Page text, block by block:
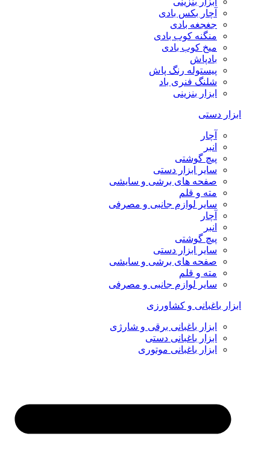
آچار بکس بادی
جغجغه بادی
منگنه کوب بادی
میخ کوب بادی
بادپاش
پیستوله رنگ پاش
شلنگ فنری باد
ابزار بنزینی
ابزار دستی
آچار
انبر
پیچ گوشتی
سایر ابزار دستی
صفحه های برشی و سایشی
مته و قلم
سایر لوازم جانبی و مصرفی
آچار
انبر
پیچ گوشتی
سایر ابزار دستی
صفحه های برشی و سایشی
مته و قلم
سایر لوازم جانبی و مصرفی
ابزار باغبانی و کشاورزی
ابزار باغبانی برقی و شارژی
ابزار باغبانی دستی
ابزار باغبانی موتوری